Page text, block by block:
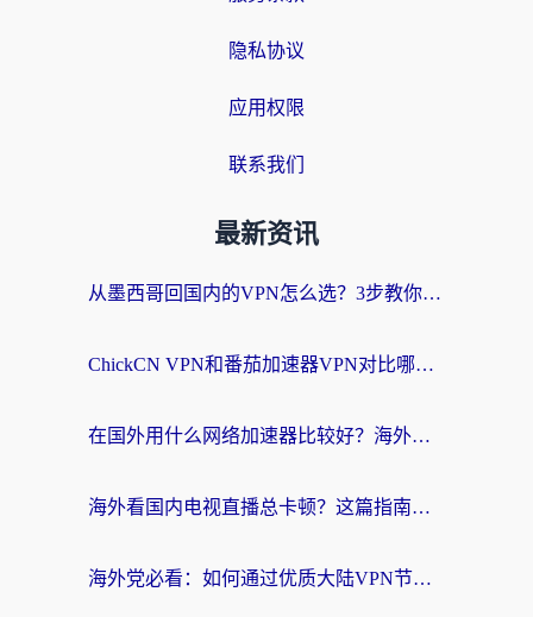
隐私协议
应用权限
联系我们
最新资讯
从墨西哥回国内的VPN怎么选？3步教你无缝刷剧、玩国服游戏
ChickCN VPN和番茄加速器VPN对比哪个回国效果更好？海外党亲测后的真实答案
在国外用什么网络加速器比较好？海外党亲测：从痛点到解决方案的全攻略
海外看国内电视直播总卡顿？这篇指南教你选对回国加速器，无缝追剧不发愁
海外党必看：如何通过优质大陆VPN节点无缝访问国内资源？